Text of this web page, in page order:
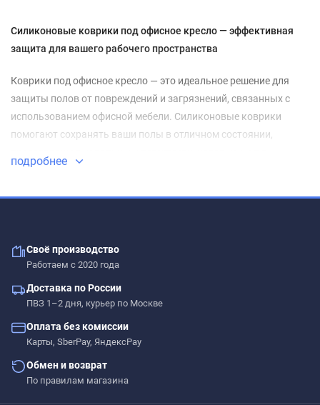
Силиконовые коврики под офисное кресло — эффективная
защита для вашего рабочего пространства
Коврики под офисное кресло — это идеальное решение для
защиты полов от повреждений и загрязнений, связанных с
использованием офисной мебели. Силиконовые коврики
помогают сохранять ваши полы в отличном состоянии,
возникать при движении кресла. Они также обеспечивают
Силиконовые коврики под офисное кресло защищают ваш пол
от механических повреждений. Эти коврики идеально
подходят для любого типа покрытия — от ламината и паркета
до коврового покрытия и плитки. Благодаря своей прочности,
силиконовая поверхность не боится контакта с колёсиками
кресла и служит надежной защитой от царапин и потёртостей.
подробнее
Своё производство
Работаем с 2020 года
Доставка по России
ПВЗ 1–2 дня, курьер по Москве
Оплата без комиссии
Карты, SberPay, ЯндексPay
Обмен и возврат
По правилам магазина